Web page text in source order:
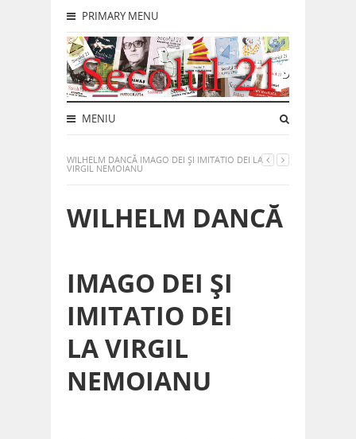
PRIMARY MENU
MENIU
WILHELM DANCĂ IMAGO DEI ȘI IMITATIO DEI LA
VIRGIL NEMOIANU
WILHELM DANCĂ
IMAGO DEI ȘI
IMITATIO DEI
LA VIRGIL
NEMOIANU